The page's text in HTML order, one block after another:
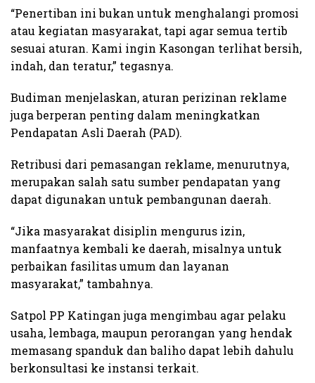
“Penertiban ini bukan untuk menghalangi promosi
atau kegiatan masyarakat, tapi agar semua tertib
sesuai aturan. Kami ingin Kasongan terlihat bersih,
indah, dan teratur,” tegasnya.
Budiman menjelaskan, aturan perizinan reklame
juga berperan penting dalam meningkatkan
Pendapatan Asli Daerah (PAD).
Retribusi dari pemasangan reklame, menurutnya,
merupakan salah satu sumber pendapatan yang
dapat digunakan untuk pembangunan daerah.
“Jika masyarakat disiplin mengurus izin,
manfaatnya kembali ke daerah, misalnya untuk
perbaikan fasilitas umum dan layanan
masyarakat,” tambahnya.
Satpol PP Katingan juga mengimbau agar pelaku
usaha, lembaga, maupun perorangan yang hendak
memasang spanduk dan baliho dapat lebih dahulu
berkonsultasi ke instansi terkait.